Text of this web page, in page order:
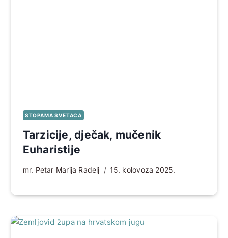
STOPAMA SVETACA
Tarzicije, dječak, mučenik
Euharistije
mr. Petar Marija Radelj 15. kolovoza 2025.